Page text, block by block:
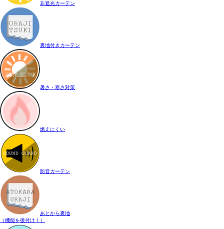
非遮光カーテン
裏地付きカーテン
暑さ・寒さ対策
燃えにくい
防音カーテン
あとから裏地
（機能を後付け！）